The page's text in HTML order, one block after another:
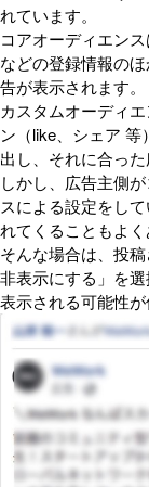
れています。
コアオーディエン
などの登録情報の
告が表示されます。
カスタムオーディ
ン（like、シェア
出し、それに合った
しかし、広告主側
スによる設定をし
れてくることもよく
そんな場合は、投
非表示にする」を
表示される可能性が